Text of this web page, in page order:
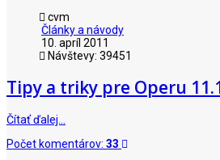
cvm
Články a návody
10. apríl 2011
Návštevy: 39451
Tipy a triky pre Operu
Čítať ďalej…
Počet komentárov: 33